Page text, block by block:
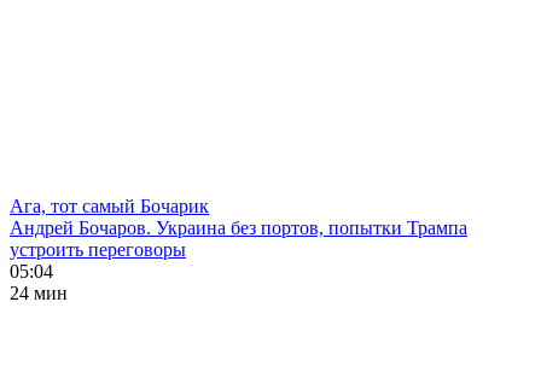
Ага, тот самый Бочарик
Андрей Бочаров. Украина без портов, попытки Трампа
устроить переговоры
05:04
24 мин